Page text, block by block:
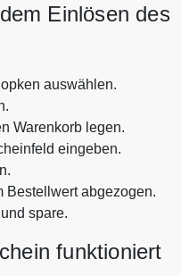
Einlösen des
auswählen.
Warenkorb legen.
eingeben.
Bestellwert abgezogen.
spare.
funktioniert